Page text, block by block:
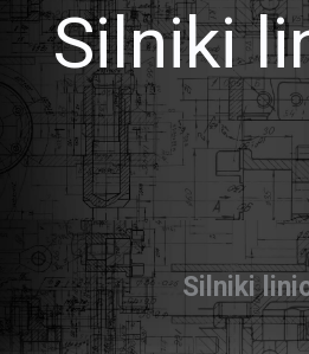
Silniki
Silniki